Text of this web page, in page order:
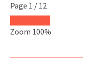
Page 1 / 12
Zoom 100%